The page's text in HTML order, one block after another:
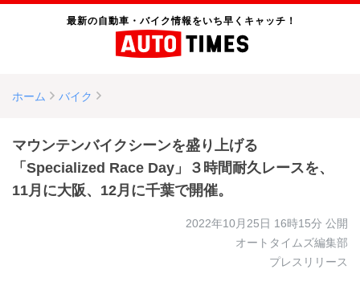
最新の自動車・バイク情報をいち早くキャッチ！
ホーム バイク
マウンテンバイクシーンを盛り上げる
「Specialized Race Day」３時間耐久レースを、
11月に大阪、12月に千葉で開催。
2022年10月25日 16時15分 公開
オートタイムズ編集部
プレスリリース